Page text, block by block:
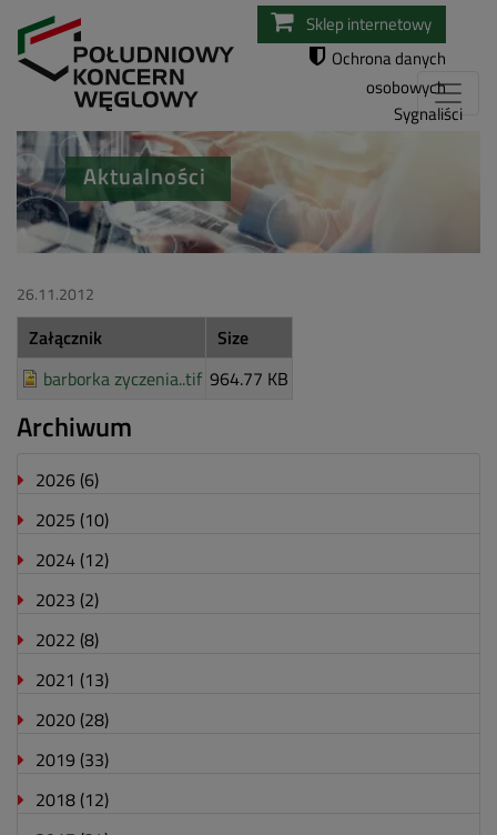
Przejdź
do
Sklep internetowy
Ochrona danych
osobowych
Sygnaliści
Aktualności
26.11.2012
Załącznik
Size
barborka zyczenia..tif 964.77 KB
Archiwum
2026 (6)
2025 (10)
2024 (12)
2023 (2)
2022 (8)
2021 (13)
2020 (28)
2019 (33)
2018 (12)